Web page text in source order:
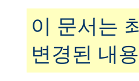
이 문서는
변경된 내